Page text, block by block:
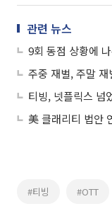
관련 뉴스
티빙, 넷플릭스
#티빙 #OTT